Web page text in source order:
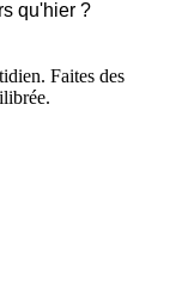
qu'hier ?
Faites des